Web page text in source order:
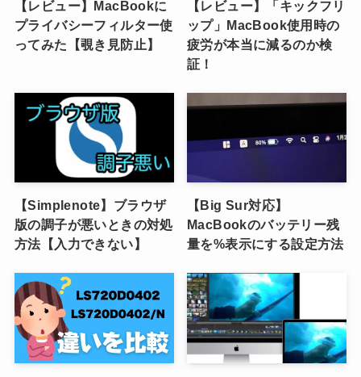
【レビュー】MacBookに
プライバシーフィルター使
ってみた【覗き見防止】
【レビュー】「キックフリ
ップ」MacBook使用時の
疲労が本当に減るのか検
証！
【Simplenote】ブラウザ
版の調子が悪いときの対処
方法【入力できない】
【Big Sur対応】
MacBookのバッテリー残
量を%表示にする設定方法